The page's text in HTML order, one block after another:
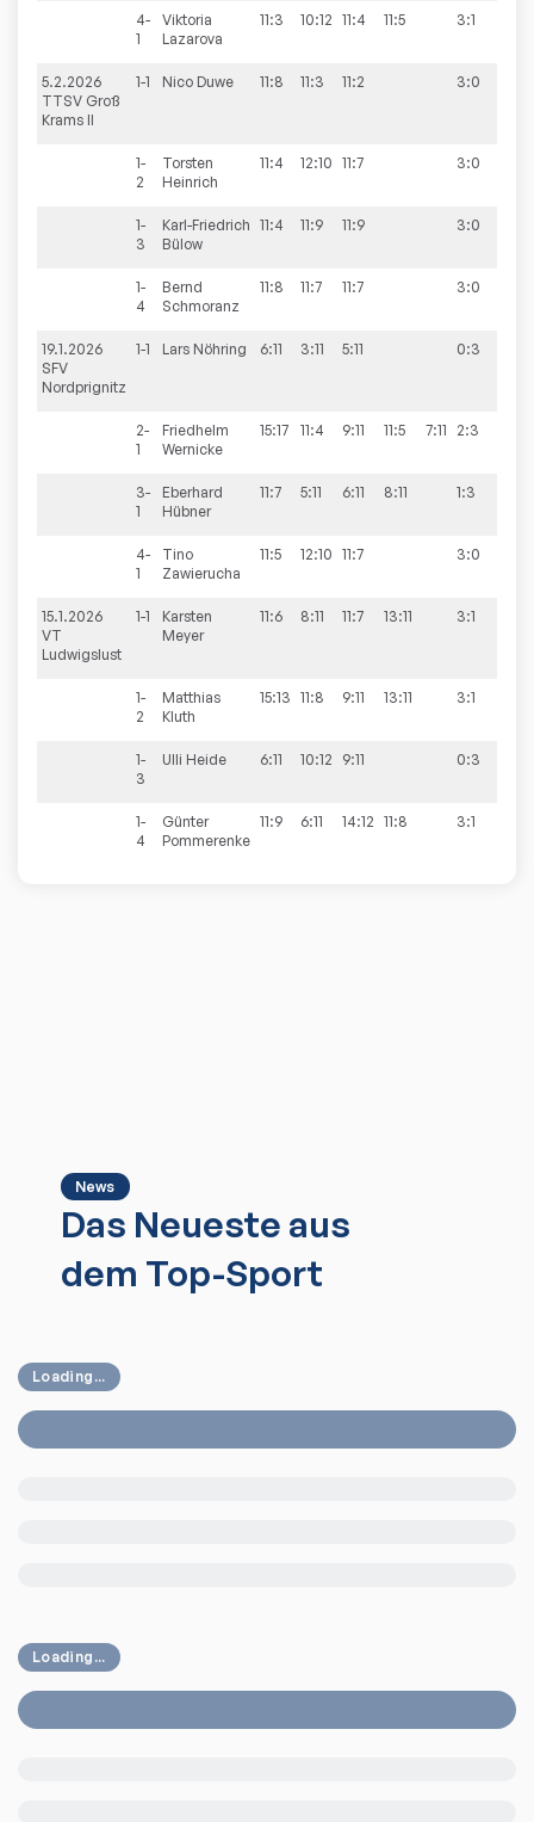
4-
1
Viktoria
Lazarova
11:3 10:12 11:4 11:5 3:1
5.2.2026
TTSV Groß
Krams II
1-1 Nico Duwe 11:8 11:3 11:2 3:0
1-
2
Torsten
Heinrich
11:4 12:10 11:7 3:0
1-
3
Karl-Friedrich
Bülow
11:4 11:9 11:9 3:0
1-
4
Bernd
Schmoranz
11:8 11:7 11:7 3:0
19.1.2026
SFV
Nordprignitz
1-1 Lars Nöhring 6:11 3:11 5:11 0:3
2-
1
Friedhelm
Wernicke
15:17 11:4 9:11 11:5 7:11 2:3
3-
1
Eberhard
Hübner
11:7 5:11 6:11 8:11 1:3
4-
1
Tino
Zawierucha
11:5 12:10 11:7 3:0
15.1.2026
VT
Ludwigslust
1-1
Karsten
Meyer
11:6 8:11 11:7 13:11 3:1
1-
2
Matthias
Kluth
15:13 11:8 9:11 13:11 3:1
1-
3
Ulli Heide 6:11 10:12 9:11 0:3
1-
4
Günter
Pommerenke
11:9 6:11 14:12 11:8 3:1
News
Das Neueste aus
dem Top-Sport
Loading...
Loading...